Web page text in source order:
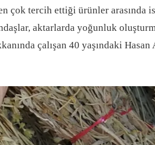
tercih ettiği ürünler arasında
aktarlarda yoğunluk
çalışan 40 yaşındaki